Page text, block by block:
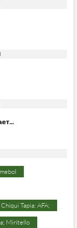
Tapia; AFA;
Miritello